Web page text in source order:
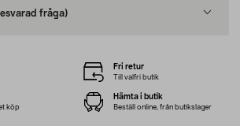
fråga)
Fri retur
Till valfri butik
köp
Hämta i butik
Beställ online, från butikslager